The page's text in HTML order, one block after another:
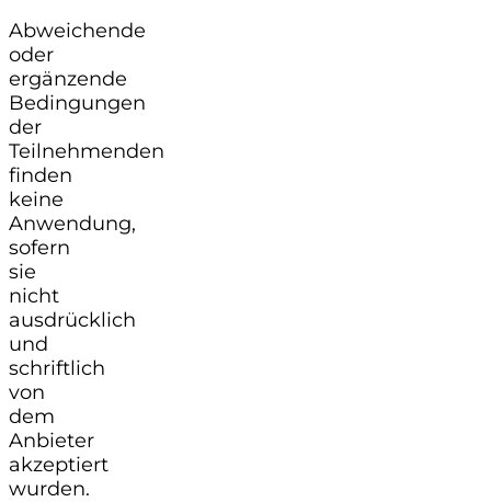
Abweichende
oder
ergänzende
Bedingungen
der
Teilnehmenden
finden
keine
Anwendung,
sofern
sie
nicht
ausdrücklich
und
schriftlich
von
dem
Anbieter
akzeptiert
wurden.